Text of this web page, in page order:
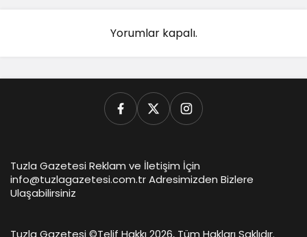
Yorumlar kapalı.
Tuzla Gazetesi Reklam ve İletişim İçin
info@tuzlagazetesi.com.tr Adresimizden Bizlere
Ulaşabilirsiniz
Tuzla Gazetesi ©Telif Hakkı 2026, Tüm Hakları Saklıdır.